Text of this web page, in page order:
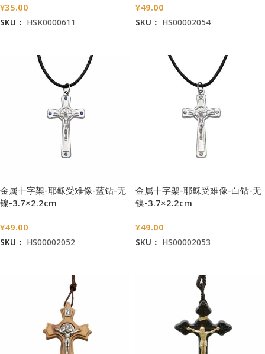
¥35.00
SKU： HSK0000611
¥49.00
SKU： HS00002054
金属十字架-耶稣受难像-蓝钻-无
镍-3.7×2.2cm
¥49.00
SKU： HS00002052
金属十字架-耶稣受难像-白钻-无
镍-3.7×2.2cm
¥49.00
SKU： HS00002053